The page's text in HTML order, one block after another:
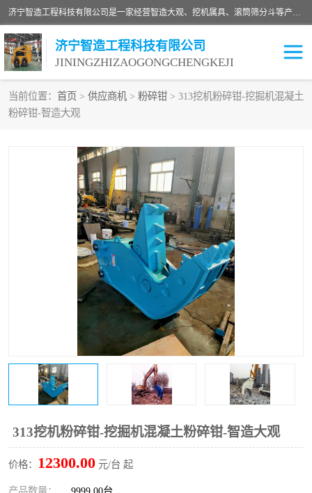
济宁智造工程科技有限公司是一家经营智造大观、挖机属具、滚筒筛分斗等产品的滑移装载机厂家。济宁智造工程科技有限公司奉行以质量赢得用户，诚信为本，互利共赢的宗旨，依靠雄厚的技术力量，科学的管理制度，先进的加工检测设备，始终坚持以客户为中心，免费咨询！
济宁智造工程科技有限公司
JININGZHIZAOGONGCHENGKEJI
当前位置： 首页 > 供应商机 > 粉碎钳 > 313挖机粉碎钳-挖掘机混凝土
粉碎钳-智造大观
313挖机粉碎钳-挖掘机混凝土粉碎钳-智造大观
价格： 12300.00 元/台 起
振动夯
移动破碎机
滚筒筛分斗 粉碎钳
土壤修复
开沟机
破碎机
压路机
滑移装载机
清扫器 割草机
挖树机 拓荒机
滚筒筛